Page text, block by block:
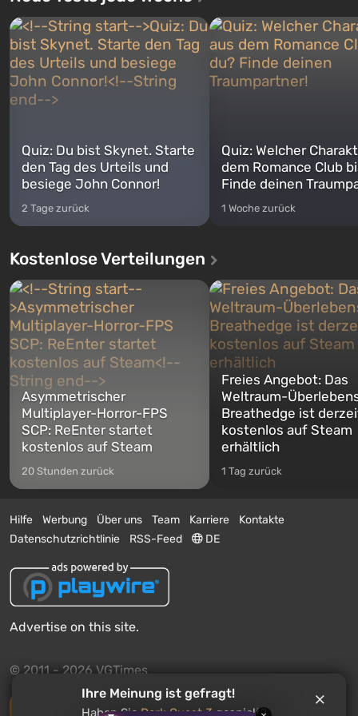
Quiz: Du bist Skynet. Starte
den Tag des Urteils und
besiege John Connor!
2 Tage zurück
Quiz: Welcher
dem Romance Club
Finde deinen
1 Woche zurück
Kostenlose Verteilungen
Asymmetrischer
Multiplayer-Horror-FPS
SCP: ReEnter startet
kostenlos auf Steam
20 Stunden zurück
Freies Angebot: Das
Weltraum-
Breathedge ist
kostenlos auf Steam
erhältlich
1 Tag zurück
Hilfe Werbung Über uns Team Karriere
Kontakte
Datenschutzrichtlinie
RSS-Feed DE
Advertise on this site.
© 2011 - 2026 VGTimes
Vollständige Version
Ihre Meinung ist gefragt!
Haben SieDark Quest 3gespielt?